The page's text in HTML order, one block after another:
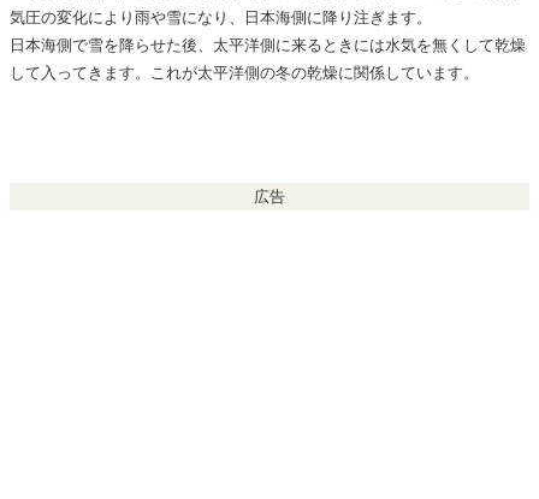
気圧の変化により雨や雪になり、日本海側に降り注ぎます。
日本海側で雪を降らせた後、太平洋側に来るときには水気を無くして乾燥
して入ってきます。これが太平洋側の冬の乾燥に関係しています。
広告